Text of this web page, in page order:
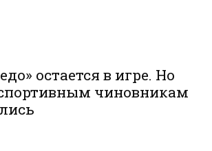
остается в игре. Но
чиновникам